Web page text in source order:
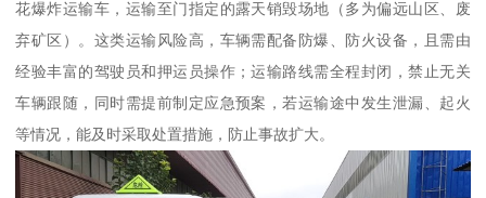
花爆炸运输车，运输至门指定的露天销毁场地（多为偏远山区、废
弃矿区）。这类运输风险高，车辆需配备防爆、防火设备，且需由
经验丰富的驾驶员和押运员操作；运输路线需全程封闭，禁止无关
车辆跟随，同时需提前制定应急预案，若运输途中发生泄漏、起火
等情况，能及时采取处置措施，防止事故扩大。